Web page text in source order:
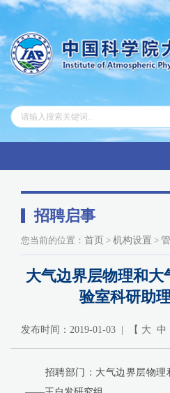
招聘启事
您当前的位置： 首页 > 机构设置 >
大气边界层物理和大
验室科研助
发布时间：2019-01-03 | 【 大 中
招聘部门：大气边界层物